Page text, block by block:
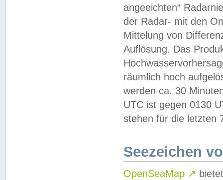
angeeichten“
der Radar- mit den
Mittelung von
Auflösung. Das
räumlich hoch
werden ca. 30
UTC ist gegen 0130
stehen für die letzten
Seezeichen
OpenSeaMap ↗